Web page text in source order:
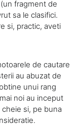
fragment de
sa le clasifici.
si, practic, aveti
de cautare
au abuzat de
unui rang
noi au inceput
si, pe buna